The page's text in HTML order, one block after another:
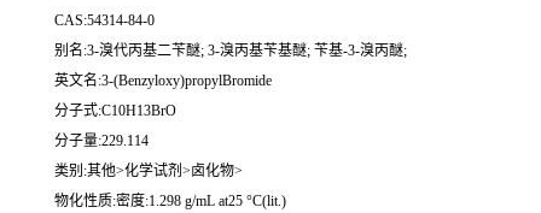
CAS:54314-84-0
别名:3-溴代丙基二苄醚; 3-溴丙基苄基醚; 苄基-3-溴丙醚;
英文名:3-(Benzyloxy)propylBromide
分子式:C10H13BrO
分子量:229.114
类别:其他>化学试剂>卤化物>
物化性质:密度:1.298 g/mL at25 °C(lit.)